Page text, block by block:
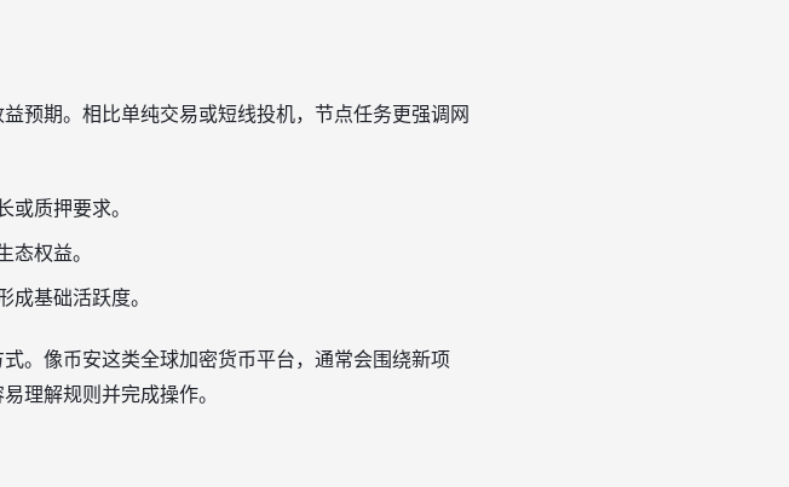
预期。相比单纯交易或短线投机，节点任务更强调网
质押要求。
权益。
基础活跃度。
。像币安这类全球加密货币平台，通常会围绕新项
理解规则并完成操作。